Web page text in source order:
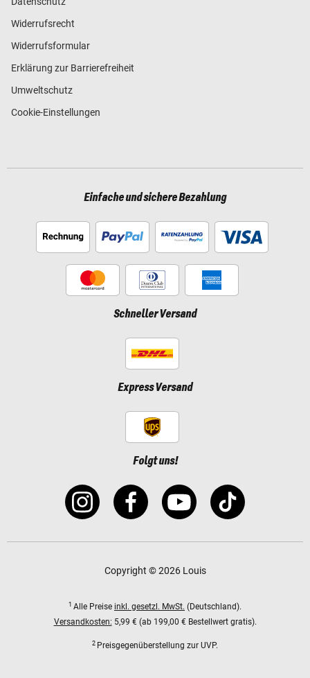
Widerrufsrecht
Widerrufsformular
Erklärung zur Barrierefreiheit
Umweltschutz
Cookie-Einstellungen
Einfache und sichere Bezahlung
Schneller Versand
Express Versand
Folgt uns!
Copyright © 2026 Louis
1 Alle Preise inkl. gesetzl. MwSt. (Deutschland).
Versandkosten: 5,99 € (ab 199,00 € Bestellwert gratis).
2 Preisgegenüberstellung zur UVP.